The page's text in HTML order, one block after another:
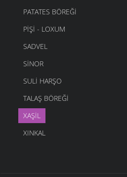
PATATES BÖREĞI
PIŞI - LOXUM
SADVEL
SINOR
SULI HARŞO
TALAŞ BÖREĞI
XAŞIL
XINKAL